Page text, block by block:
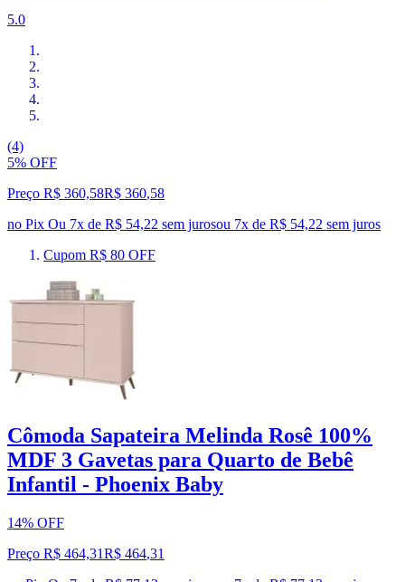
5.0
(4)
5% OFF
Preço R$ 360,58R$ 360,58
no Pix Ou 7x de R$ 54,22 sem jurosou 7x de R$ 54,22 sem juros
Cupom R$ 80 OFF
Cômoda Sapateira Melinda Rosê 100%
MDF 3 Gavetas para Quarto de Bebê
Infantil - Phoenix Baby
14% OFF
Preço R$ 464,31R$ 464,31